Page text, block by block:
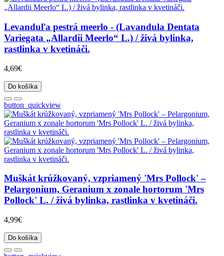
Levanduľa pestrá meerlo - (Lavandula Dentata
Variegata „Allardii Meerlo“ L.) / živá bylinka,
rastlinka v kvetináči.
4,69€
Do košíka
button_quickview
Muškát krúžkovaný, vzpriamený 'Mrs Pollock' –
Pelargonium, Geranium x zonale hortorum 'Mrs
Pollock' L. / živá bylinka, rastlinka v kvetináči.
4,99€
Do košíka